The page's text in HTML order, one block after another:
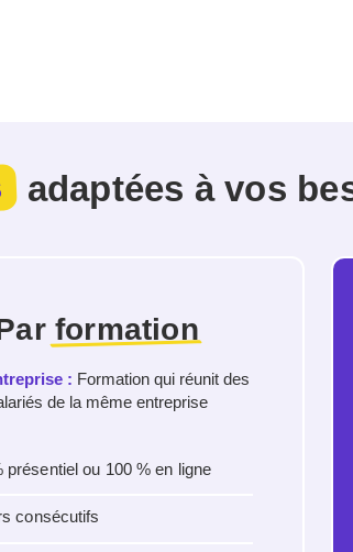
adaptées à vos
formation
: Formation qui réunit des
de la même entreprise
présentiel ou 100 % en ligne
consécutifs